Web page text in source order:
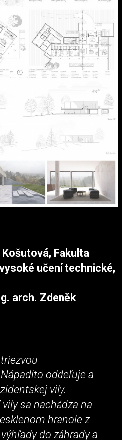
Fakulta
učení technické,
arch. Zdeněk
oddeľuje a
vily.
sa nachádza na
hranole z
do záhrady a